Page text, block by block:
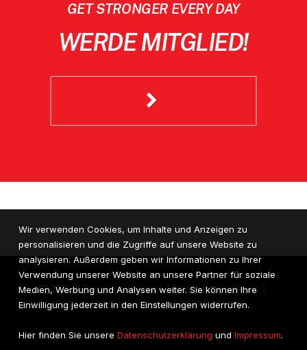
GET STRONGER EVERY DAY
WERDE MITGLIED!
© 2026 VI-Dance |Impressum|Datenschutzerklärung
Erklärung zur Barrierefreiheit|AGBs|Widerruf
Wir verwenden Cookies, um Inhalte und Anzeigen zu
personalisieren und die Zugriffe auf unsere Website zu
analysieren. Außerdem geben wir Informationen zu Ihrer
Verwendung unserer Website an unsere Partner für soziale
Medien, Werbung und Analysen weiter. Sie können Ihre
Einwilligung jederzeit in den Einstellungen widerrufen.
Hier finden Sie unsere Datenschutzerklärung und Impressum.